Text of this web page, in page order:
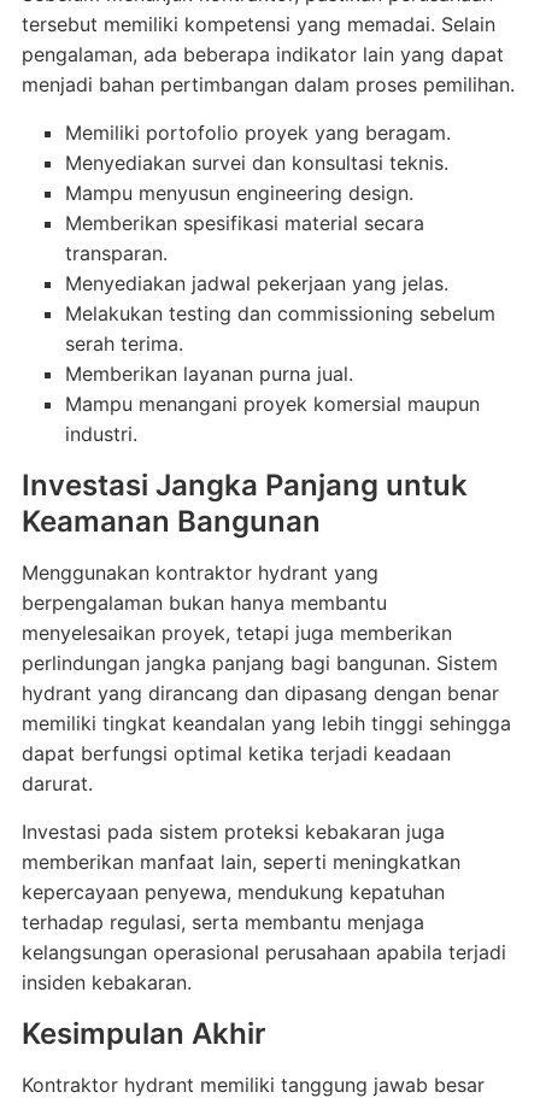
tersebut memiliki kompetensi yang memadai. Selain
pengalaman, ada beberapa indikator lain yang dapat
menjadi bahan pertimbangan dalam proses pemilihan.
Memiliki portofolio proyek yang beragam.
Menyediakan survei dan konsultasi teknis.
Mampu menyusun engineering design.
Memberikan spesifikasi material secara
transparan.
Menyediakan jadwal pekerjaan yang jelas.
Melakukan testing dan commissioning sebelum
serah terima.
Memberikan layanan purna jual.
Mampu menangani proyek komersial maupun
industri.
Investasi Jangka Panjang untuk
Keamanan Bangunan
Menggunakan kontraktor hydrant yang
berpengalaman bukan hanya membantu
menyelesaikan proyek, tetapi juga memberikan
perlindungan jangka panjang bagi bangunan. Sistem
hydrant yang dirancang dan dipasang dengan benar
memiliki tingkat keandalan yang lebih tinggi sehingga
dapat berfungsi optimal ketika terjadi keadaan
darurat.
Investasi pada sistem proteksi kebakaran juga
memberikan manfaat lain, seperti meningkatkan
kepercayaan penyewa, mendukung kepatuhan
terhadap regulasi, serta membantu menjaga
kelangsungan operasional perusahaan apabila terjadi
insiden kebakaran.
Kesimpulan Akhir
Kontraktor hydrant memiliki tanggung jawab besar